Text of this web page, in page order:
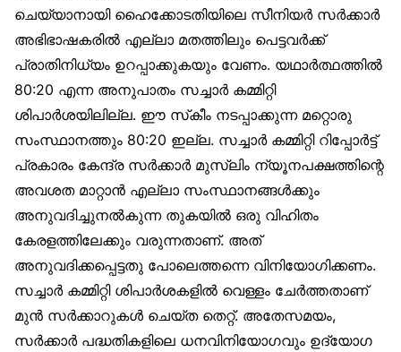
ചെയ്യാനായി ഹൈക്കോടതിയിലെ സീനിയർ സർക്കാർ
അഭിഭാഷകരിൽ എല്ലാ മതത്തിലും പെട്ടവർക്ക്
പ്രാതിനിധ്യം ഉറപ്പാക്കുകയും വേണം. യഥാർത്ഥത്തിൽ
80:20 എന്ന അനുപാതം സച്ചാർ കമ്മിറ്റി
ശിപാർശയിലില്ല. ഈ സ്‌കീം നടപ്പാക്കുന്ന മറ്റൊരു
സംസ്ഥാനത്തും 80:20 ഇല്ല. സച്ചാർ കമ്മിറ്റി റിപ്പോർട്ട്
പ്രകാരം കേന്ദ്ര സർക്കാർ മുസ്‌ലിം ന്യൂനപക്ഷത്തിന്റെ
അവശത മാറ്റാൻ എല്ലാ സംസ്ഥാനങ്ങൾക്കും
അനുവദിച്ചുനൽകുന്ന തുകയിൽ ഒരു വിഹിതം
കേരളത്തിലേക്കും വരുന്നതാണ്. അത്
അനുവദിക്കപ്പെട്ടതു പോലെത്തന്നെ വിനിയോഗിക്കണം.
സച്ചാർ കമ്മിറ്റി ശിപാർശകളിൽ വെള്ളം ചേർത്തതാണ്
മുൻ സർക്കാറുകൾ ചെയ്ത തെറ്റ്. അതേസമയം,
സർക്കാർ പദ്ധതികളിലെ ധനവിനിയോഗവും ഉദ്യോഗ